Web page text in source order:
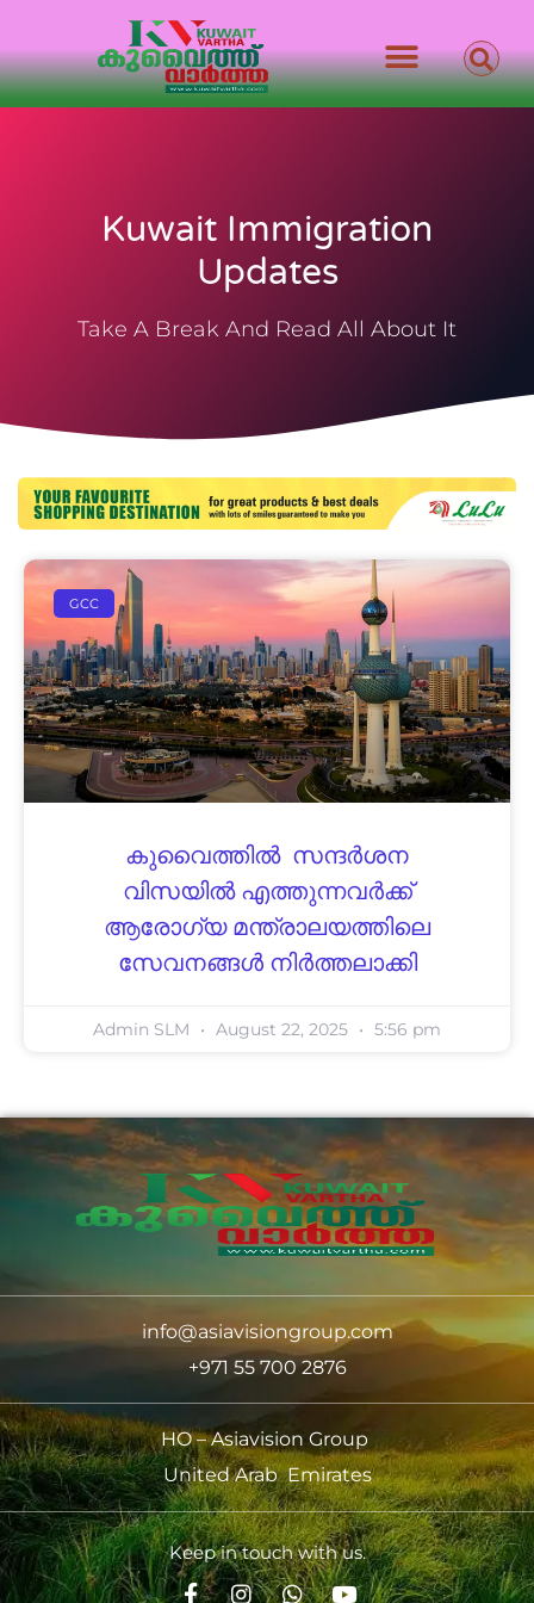
Kuwait Immigration
Updates
Take A Break And Read All About It
GCC
കുവൈത്തിൽ സന്ദർശന
വിസയിൽ എത്തുന്നവർക്ക്
ആരോഗ്യ മന്ത്രാലയത്തിലെ
സേവനങ്ങൾ നിർത്തലാക്കി
Admin SLM August 22, 2025 5:56 pm
info@asiavisiongroup.com
+971 55 700 2876
HO – Asiavision Group
United Arab Emirates
Keep in touch with us.